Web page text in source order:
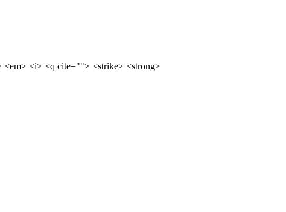
<i> <q cite=""> <strike> <strong>